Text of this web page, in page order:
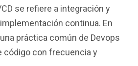
se refiere a integración y
continua. En
práctica común de Devops
código con frecuencia y